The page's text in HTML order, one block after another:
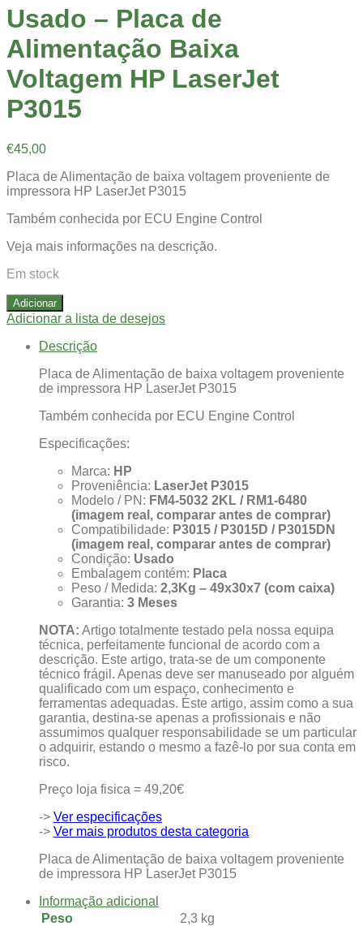
Usado – Placa de
Alimentação Baixa
Voltagem HP LaserJet
P3015
€45,00
Placa de Alimentação de baixa voltagem proveniente de
impressora HP LaserJet P3015
Também conhecida por ECU Engine Control
Veja mais informações na descrição.
Em stock
Adicionar
Adicionar a lista de desejos
Descrição
Placa de Alimentação de baixa voltagem proveniente
de impressora HP LaserJet P3015
Também conhecida por ECU Engine Control
Especificações:
Marca: HP
Proveniência: LaserJet P3015
Modelo / PN: FM4-5032 2KL / RM1-6480
(imagem real, comparar antes de comprar)
Compatibilidade: P3015 / P3015D / P3015DN
(imagem real, comparar antes de comprar)
Condição: Usado
Embalagem contém: Placa
Peso / Medida: 2,3Kg – 49x30x7 (com caixa)
Garantia: 3 Meses
NOTA: Artigo totalmente testado pela nossa equipa
técnica, perfeitamente funcional de acordo com a
descrição. Este artigo, trata-se de um componente
técnico frágil. Apenas deve ser manuseado por alguém
qualificado com um espaço, conhecimento e
ferramentas adequadas. Este artigo, assim como a sua
garantia, destina-se apenas a profissionais e não
assumimos qualquer responsabilidade se um particular
o adquirir, estando o mesmo a fazê-lo por sua conta em
risco.
Preço loja fisica = 49,20€
-> Ver especificações
-> Ver mais produtos desta categoria
Placa de Alimentação de baixa voltagem proveniente
de impressora HP LaserJet P3015
Informação adicional
Peso
2,3 kg